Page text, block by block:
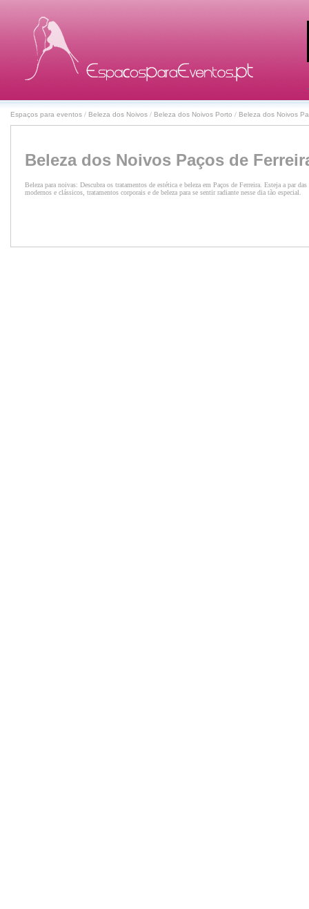
Espaços para eventos / Beleza dos Noivos / Beleza dos Noivos Porto / Beleza dos Noivos
Beleza dos Noivos Paços de
Beleza para noivas: Descubra os tratamentos de estética e beleza em Paços de Ferreira. Esteja a par
modernos e clássicos, tratamentos corporais e de beleza para se sentir radiante nesse dia tão especial.